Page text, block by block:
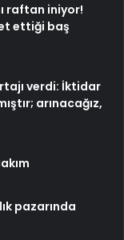
raftan iniyor!
ettiği baş
verdi: İktidar
arınacağız,
pazarında